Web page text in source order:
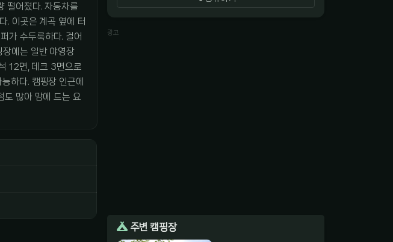
떨어졌다. 자동차를
. 이곳은 계곡 옆에 터
가 수두룩하다. 걸어
에는 일반 야영장
12면, 데크 3면으로
하다. 캠핑장 인근에
도 많아 맘에 드는 요
광고
주변 캠핑장